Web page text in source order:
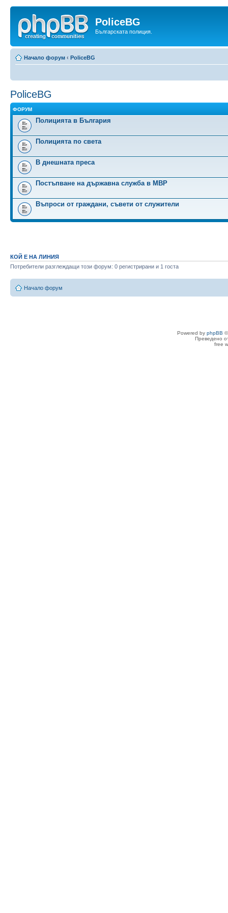
PoliceBG
Българската полиция.
Начало форум ‹ PoliceBG
PoliceBG
ФОРУМ
Полицията в България
Полицията по света
В днешната преса
Постъпване на държавна служба в МВР
Въпроси от граждани, съвети от служители
КОЙ Е НА ЛИНИЯ
Потребители разглеждащи този форум: 0 регистрирани и 1 госта
Начало форум
Powered by phpBB
Преведено
free